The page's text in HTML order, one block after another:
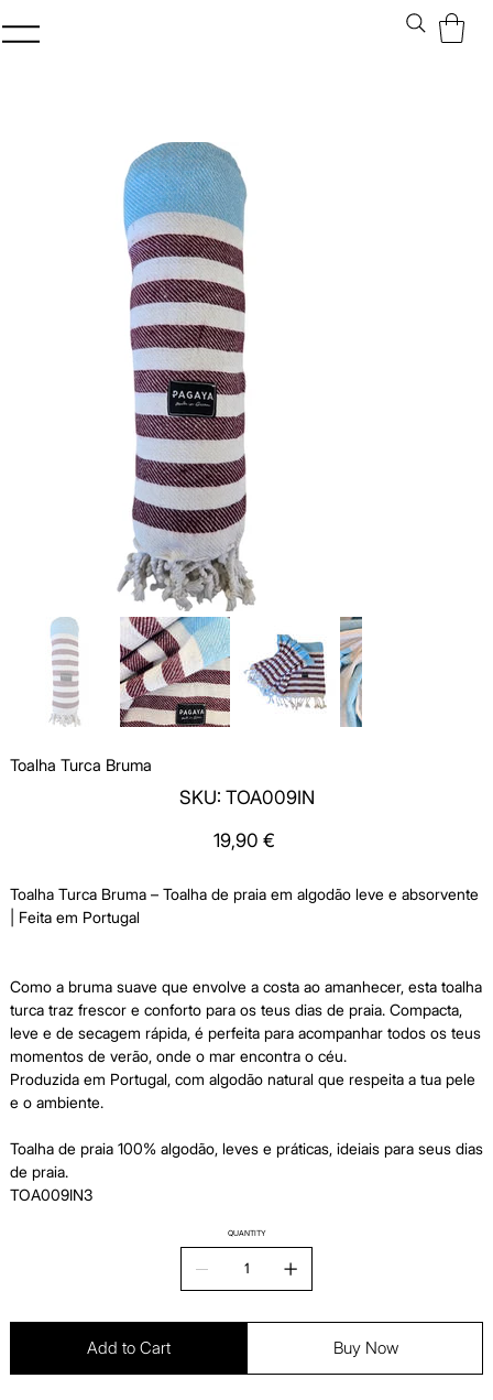
Toalha Turca Bruma
SKU: SKU
TOA009IN
TOA009IN
Price
19,90 €
Toalha Turca Bruma – Toalha de praia em algodão leve e absorvente
| Feita em Portugal
Como a bruma suave que envolve a costa ao amanhecer, esta toalha
turca traz frescor e conforto para os teus dias de praia. Compacta,
leve e de secagem rápida, é perfeita para acompanhar todos os teus
momentos de verão, onde o mar encontra o céu.
Produzida em Portugal, com algodão natural que respeita a tua pele
e o ambiente.
Toalha de praia 100% algodão, leves e práticas, ideiais para seus dias
de praia.
TOA009IN3
QUANTITY
Add to Cart Buy Now